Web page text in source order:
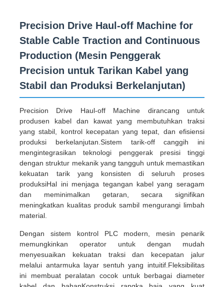
Rumah
Tentang kita
Wisata pabrik
Precision Drive Haul-off Machine for
Stable Cable Traction and Continuous
Production (Mesin Penggerak
Precision untuk Tarikan Kabel yang
Stabil dan Produksi Berkelanjutan)
Precision Drive Haul-off Machine dirancang untuk
produsen kabel dan kawat yang membutuhkan traksi
yang stabil, kontrol kecepatan yang tepat, dan efisiensi
produksi berkelanjutan.Sistem tarik-off canggih ini
mengintegrasikan teknologi penggerak presisi tinggi
dengan struktur mekanik yang tangguh untuk memastikan
kekuatan tarik yang konsisten di seluruh proses
produksiHal ini menjaga tegangan kabel yang seragam
dan meminimalkan getaran, secara signifikan
meningkatkan kualitas produk sambil mengurangi limbah
material.
Dengan sistem kontrol PLC modern, mesin penarik
memungkinkan operator untuk dengan mudah
menyesuaikan kekuatan traksi dan kecepatan jalur
melalui antarmuka layar sentuh yang intuitif.Fleksibilitas
ini membuat peralatan cocok untuk berbagai diameter